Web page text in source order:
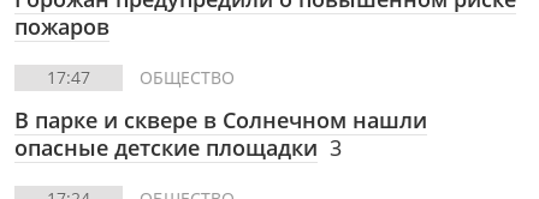
пожаров
17:47 ОБЩЕСТВО
В парке и сквере в Солнечном нашли
опасные детские площадки 3